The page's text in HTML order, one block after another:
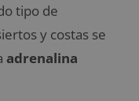
tipo de
y costas se
adrenalina